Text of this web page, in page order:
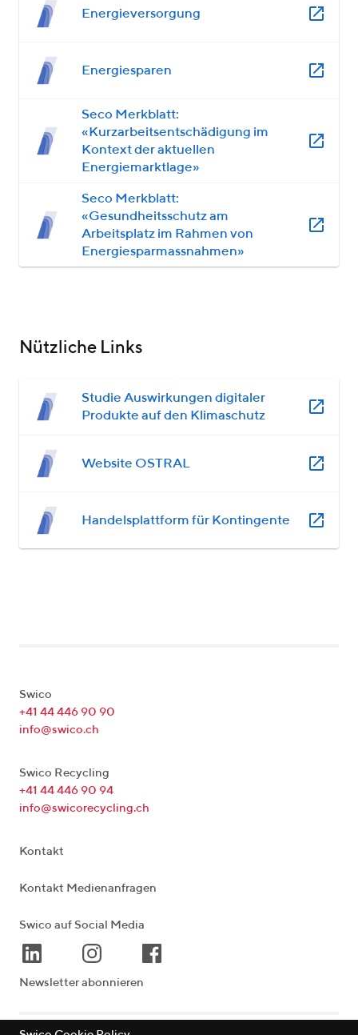
Energieversorgung
Energiesparen
Seco Merkblatt:
«Kurzarbeitsentschädigung im
Kontext der aktuellen
Energiemarktlage»
Seco Merkblatt:
«Gesundheitsschutz am
Arbeitsplatz im Rahmen von
Energiesparmassnahmen»
Nützliche Links
Studie Auswirkungen digitaler
Produkte auf den Klimaschutz
Website OSTRAL
Handelsplattform für Kontingente
Swico
+41 44 446 90 90
info@swico.ch
Swico Recycling
+41 44 446 90 94
info@swicorecycling.ch
Kontakt
Kontakt Medienanfragen
Swico auf Social Media
Newsletter abonnieren